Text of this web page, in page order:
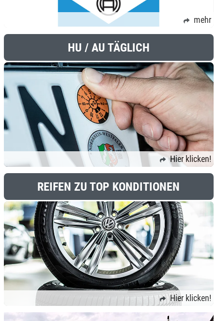
mehr
HU / AU TÄGLICH
Hier klicken!
REIFEN ZU TOP KONDITIONEN
Hier klicken!